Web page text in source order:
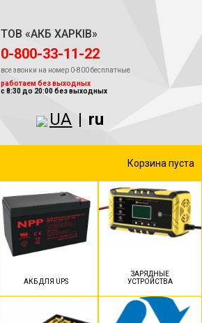
ТОВ «АКБ ХАРКІВ»
‎0-800-33-11-22
все звонки на номер 0-800 бесплатные
работаем без выходных
с 8:30 до 20:00 без выходных
UA | ru
Корзина пуста
АКБ ДЛЯ UPS
ЗАРЯДНЫЕ
УСТРОЙСТВА